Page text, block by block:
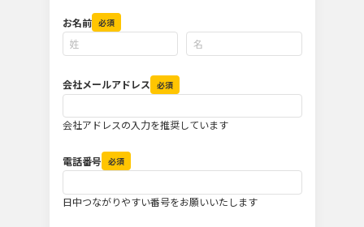
お名前 必須
会社メールアドレス 必須
会社アドレスの入力を推奨しています
電話番号 必須
日中つながりやすい番号をお願いいたします